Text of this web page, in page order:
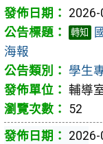
2026-
轉知
海報
學生
輔導
52
2026-